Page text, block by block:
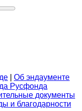
Об эндаументе
Русфонда
документы
и благодарности